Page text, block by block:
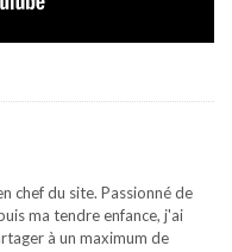
chef du site. Passionné de
ma tendre enfance, j'ai
à un maximum de